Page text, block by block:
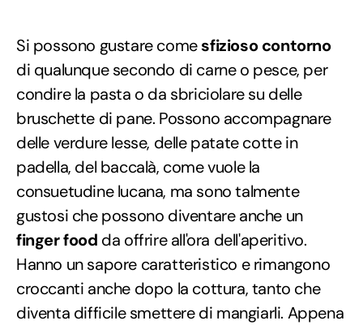
Si possono gustare comesfizioso contorno
di qualunque secondo di carne o pesce, per
condire la pasta o da sbriciolare su delle
bruschette di pane. Possono accompagnare
delle verdure lesse, delle patate cotte in
padella, del baccalà, come vuole la
consuetudine lucana, ma sono talmente
gustosi che possono diventare anche un
finger food da offrire all'ora dell'aperitivo.
Hanno un sapore caratteristico e rimangono
croccanti anche dopo la cottura, tanto che
diventa difficile smettere di mangiarli. Appena